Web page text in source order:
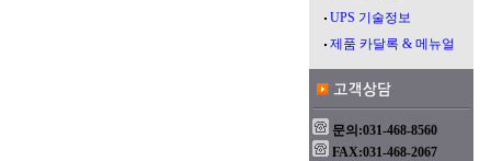
UPS 기술정보
제품 카달록 & 메뉴얼
문의:031-468-8560
FAX:031-468-2067